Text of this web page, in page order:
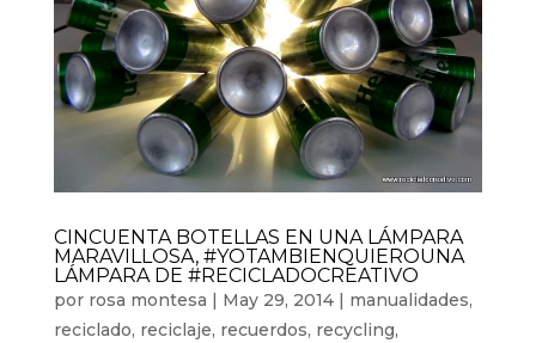
CINCUENTA BOTELLAS EN UNA LÁMPARA
MARAVILLOSA, #YOTAMBIENQUIEROUNA
LÁMPARA DE #RECICLADOCREATIVO
por rosa montesa | May 29, 2014| manualidades,
reciclado, reciclaje, recuerdos, recycling,